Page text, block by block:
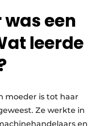
was een
leerde
moeder is tot haar
Ze werkte in
en